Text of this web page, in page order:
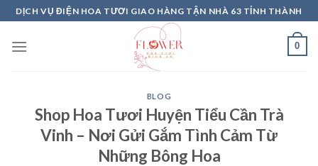
Skip
to
content
DỊCH VỤ ĐIỆN HOA TƯƠI GIAO HÀNG TẬN NHÀ 63 TỈNH THÀNH
0
BLOG
Shop Hoa Tươi Huyện Tiểu Cần Trà
Vinh – Nơi Gửi Gắm Tình Cảm Từ
Những Bông Hoa